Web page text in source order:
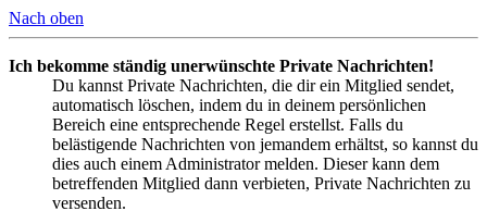
Nach oben
Ich bekomme ständig unerwünschte Private Nachrichten!
Du kannst Private Nachrichten, die dir ein Mitglied sendet,
automatisch löschen, indem du in deinem persönlichen
Bereich eine entsprechende Regel erstellst. Falls du
belästigende Nachrichten von jemandem erhältst, so kannst du
dies auch einem Administrator melden. Dieser kann dem
betreffenden Mitglied dann verbieten, Private Nachrichten zu
versenden.